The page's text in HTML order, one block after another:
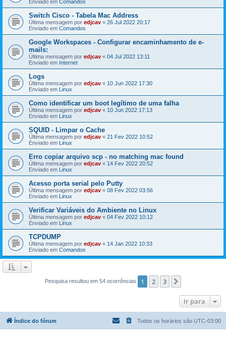
Enviado em Comandos
Switch Cisco - Tabela Mac Address
Última mensagem por edjcav « 26 Jul 2022 20:17
Enviado em Comandos
Google Workspaces - Configurar encaminhamento de e-
mails:
Última mensagem por edjcav « 04 Jul 2022 13:11
Enviado em Internet
Logs
Última mensagem por edjcav « 10 Jun 2022 17:30
Enviado em Linux
Como identificar um boot legítimo de uma falha
Última mensagem por edjcav « 10 Jun 2022 17:13
Enviado em Linux
SQUID - Limpar o Cache
Última mensagem por edjcav « 21 Fev 2022 10:52
Enviado em Linux
Erro copiar arquivo scp - no matching mac found
Última mensagem por edjcav « 14 Fev 2022 20:52
Enviado em Linux
Acesso porta serial pelo Putty
Última mensagem por edjcav « 08 Fev 2022 03:56
Enviado em Linux
Verificar Variáveis do Ambiente no Linux
Última mensagem por edjcav « 04 Fev 2022 10:12
Enviado em Linux
TCPDUMP
Última mensagem por edjcav « 14 Jan 2022 10:33
Enviado em Comandos
Pesquisa resultou em 54 ocorrências 1 2 3
Ir para
Índice do fórum Todos os horários são UTC-03:00